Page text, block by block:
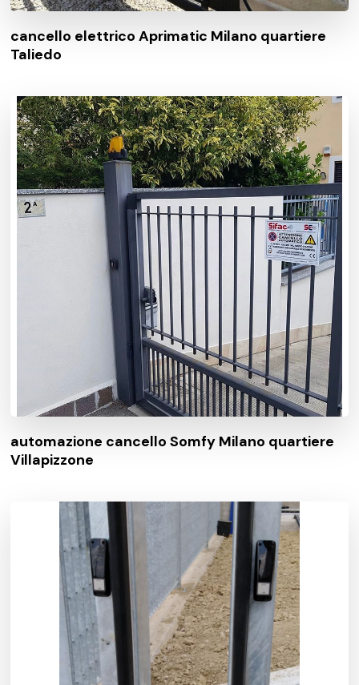
cancello elettrico Aprimatic Milano quartiere
Taliedo
automazione cancello Somfy Milano quartiere
Villapizzone